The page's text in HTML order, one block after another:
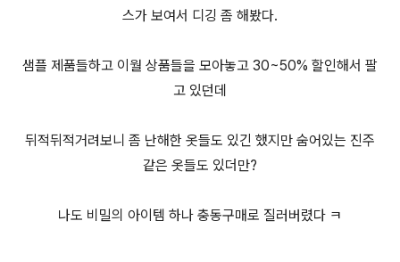
스가 보여서 디깅 좀 해봤다.
샘플 제품들하고 이월 상품들을 모아놓고 30~50% 할인해서 팔
고 있던데
뒤적뒤적거려보니 좀 난해한 옷들도 있긴 했지만 숨어있는 진주
같은 옷들도 있더만?
나도 비밀의 아이템 하나 충동구매로 질러버렸다 ㅋ